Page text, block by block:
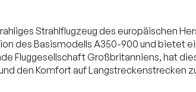
Strahlflugzeug des europäischen
des Basismodells A350-900 und bietet
Fluggesellschaft Großbritanniens, hat
den Komfort auf Langstreckenstrecken